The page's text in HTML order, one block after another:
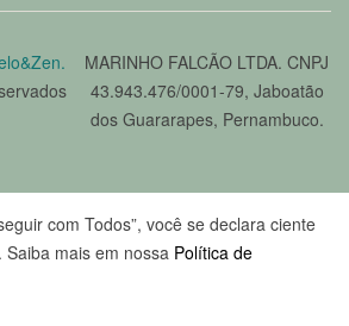
MARINHO FALCÃO LTDA. CNPJ
43.943.476/0001-79, Jaboatão
dos Guararapes, Pernambuco.
com Todos”, você se declara ciente
mais em nossa Política de